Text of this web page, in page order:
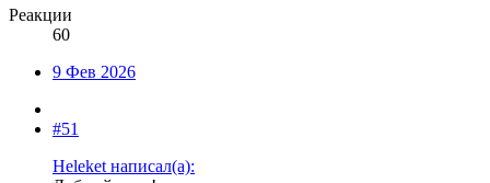
Реакции
60
9 Фев 2026
#51
Heleket написал(а):